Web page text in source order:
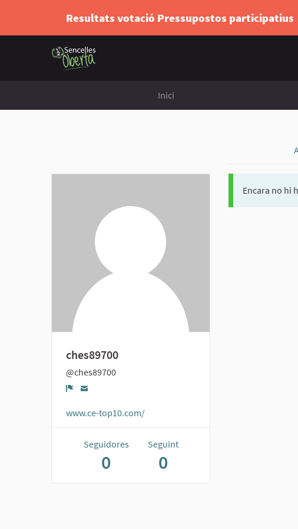
Resultats votació Pressupostos participatius
Inici
ches89700
@ches89700
www.ce-top10.com/
Seguidores
0
Seguint
0
Encara no hi